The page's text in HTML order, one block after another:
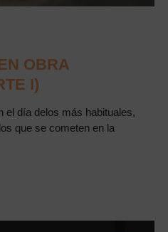
OBRA
I)
el día delos más habituales,
que se cometen en la